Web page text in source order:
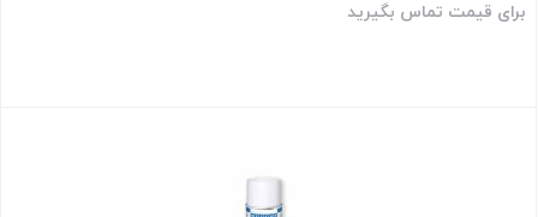
برای قیمت تماس بگیرید